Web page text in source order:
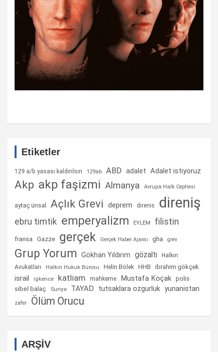
Etiketler
129 a/b yasası kaldırılsın 129ab ABD adalet Adalet istiyoruz
Akp akp faşizmi Almanya Avrupa Halk Cephesi
aytaç ünsal Açlık Grevi deprem direnis direniş
ebru timtik emperyalizm EYLEM filistin
fransa Gazze gerçek Gerçek Haber Ajansı gha grev
Grup Yorum Gökhan Yıldırım gözaltı
Halkın
Avukatları
Halkın Hukuk Bürosu Helin Bölek HHB ibrahim gökçek
israil işkence katliam mahkeme Mustafa Koçak polis
sibel balaç Suriye TAYAD tutsaklara ozgurluk yunanistan
zafer Ölüm Orucu
ARŞİV